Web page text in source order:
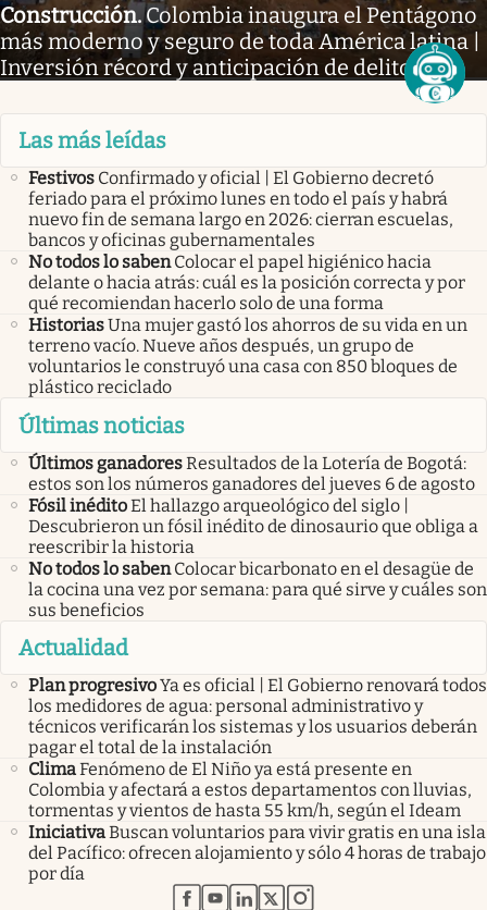
Construcción.Colombia inaugura el Pentágono
más moderno y seguro de toda América latina |
Inversión récord y anticipación de delitos
Las más leídas
Festivos Confirmado y oficial | El Gobierno decretó
feriado para el próximo lunes en todo el país y habrá
nuevo fin de semana largo en 2026: cierran escuelas,
bancos y oficinas gubernamentales
No todos lo saben Colocar el papel higiénico hacia
delante o hacia atrás: cuál es la posición correcta y por
qué recomiendan hacerlo solo de una forma
HistoriasUna mujer gastó los ahorros de su vida en un
terreno vacío. Nueve años después, un grupo de
voluntarios le construyó una casa con 850 bloques de
plástico reciclado
Últimas noticias
Últimos ganadoresResultados de la Lotería de Bogotá:
estos son los números ganadores del jueves 6 de agosto
Fósil inéditoEl hallazgo arqueológico del siglo |
Descubrieron un fósil inédito de dinosaurio que obliga a
reescribir la historia
No todos lo saben Colocar bicarbonato en el desagüe de
la cocina una vez por semana: para qué sirve y cuáles son
sus beneficios
Actualidad
Plan progresivoYa es oficial | El Gobierno renovará todos
los medidores de agua: personal administrativo y
técnicos verificarán los sistemas y los usuarios deberán
pagar el total de la instalación
ClimaFenómeno de El Niño ya está presente en
Colombia y afectará a estos departamentos con lluvias,
tormentas y vientos de hasta 55 km/h, según el Ideam
IniciativaBuscan voluntarios para vivir gratis en una isla
del Pacífico: ofrecen alojamiento y sólo 4 horas de trabajo
por día
abre en nueva pestaña
abre en nueva pestaña
abre en nueva pestaña
abre en nueva pestaña
abre en nueva pestaña